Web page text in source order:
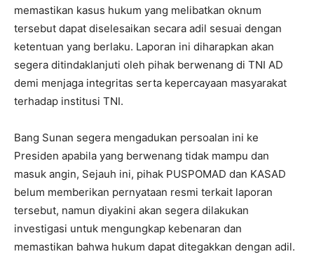
memastikan kasus hukum yang melibatkan oknum
tersebut dapat diselesaikan secara adil sesuai dengan
ketentuan yang berlaku. Laporan ini diharapkan akan
segera ditindaklanjuti oleh pihak berwenang di TNI AD
demi menjaga integritas serta kepercayaan masyarakat
terhadap institusi TNI.
Bang Sunan segera mengadukan persoalan ini ke
Presiden apabila yang berwenang tidak mampu dan
masuk angin, Sejauh ini, pihak PUSPOMAD dan KASAD
belum memberikan pernyataan resmi terkait laporan
tersebut, namun diyakini akan segera dilakukan
investigasi untuk mengungkap kebenaran dan
memastikan bahwa hukum dapat ditegakkan dengan adil.